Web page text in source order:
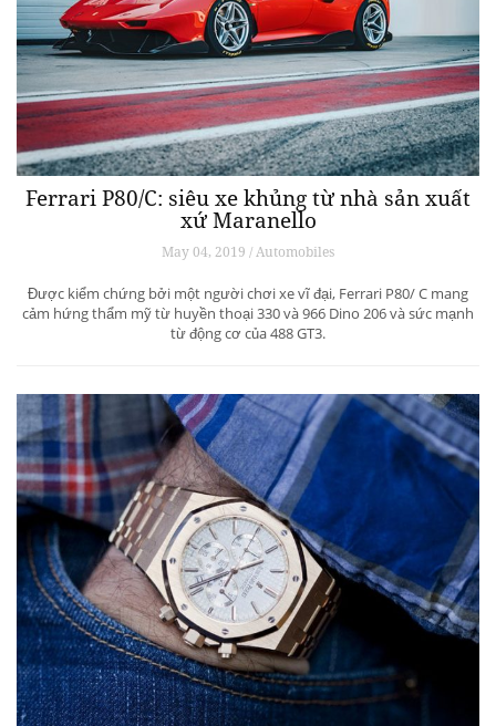
Ferrari P80/C: siêu xe khủng từ ​​nhà sản xuất
xứ Maranello
May 04, 2019 / Automobiles
Được kiểm chứng bởi một người chơi xe vĩ đại, Ferrari P80/ C mang
cảm hứng thẩm mỹ từ huyền thoại 330 và 966 Dino 206 và sức mạnh
từ động cơ của 488 GT3.